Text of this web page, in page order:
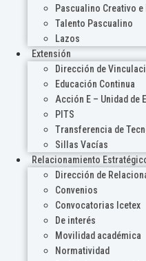
Pascualino Creativo
Talento Pascualino
Lazos
Extensión
Dirección de
Educación Continua
Acción E – Unidad de
PITS
Transferencia de
Sillas Vacías
Relacionamiento
Dirección de
Convenios
Convocatorias Icetex
De interés
Movilidad académica
Normatividad